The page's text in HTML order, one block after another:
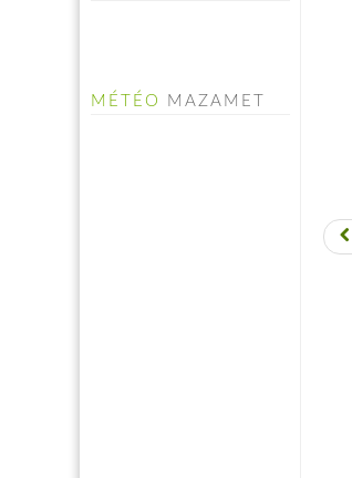
MÉTÉO MAZAMET